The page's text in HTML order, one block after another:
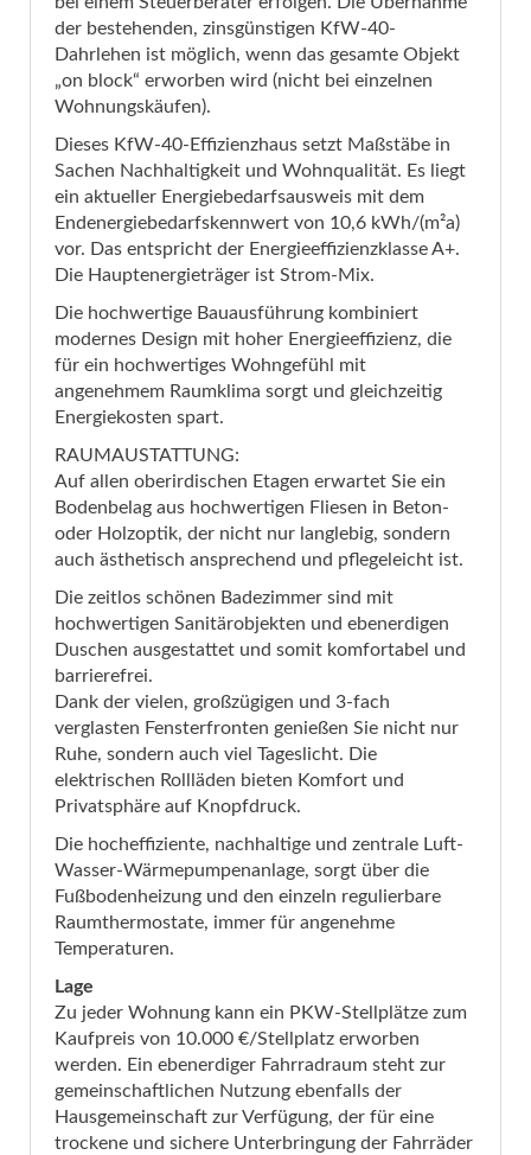
der bestehenden, zinsgünstigen KfW-40-
Dahrlehen ist möglich, wenn das gesamte Objekt
„on block“ erworben wird (nicht bei einzelnen
Wohnungskäufen).
Dieses KfW-40-Effizienzhaus setzt Maßstäbe in
Sachen Nachhaltigkeit und Wohnqualität. Es liegt
ein aktueller Energiebedarfsausweis mit dem
Endenergiebedarfskennwert von 10,6 kWh/(m²a)
vor. Das entspricht der Energieeffizienzklasse A+.
Die Hauptenergieträger ist Strom-Mix.
Die hochwertige Bauausführung kombiniert
modernes Design mit hoher Energieeffizienz, die
für ein hochwertiges Wohngefühl mit
angenehmem Raumklima sorgt und gleichzeitig
Energiekosten spart.
RAUMAUSTATTUNG:
Auf allen oberirdischen Etagen erwartet Sie ein
Bodenbelag aus hochwertigen Fliesen in Beton-
oder Holzoptik, der nicht nur langlebig, sondern
auch ästhetisch ansprechend und pflegeleicht ist.
Die zeitlos schönen Badezimmer sind mit
hochwertigen Sanitärobjekten und ebenerdigen
Duschen ausgestattet und somit komfortabel und
barrierefrei.
Dank der vielen, großzügigen und 3-fach
verglasten Fensterfronten genießen Sie nicht nur
Ruhe, sondern auch viel Tageslicht. Die
elektrischen Rollläden bieten Komfort und
Privatsphäre auf Knopfdruck.
Die hocheffiziente, nachhaltige und zentrale Luft-
Wasser-Wärmepumpenanlage, sorgt über die
Fußbodenheizung und den einzeln regulierbare
Raumthermostate, immer für angenehme
Temperaturen.
Lage
Zu jeder Wohnung kann ein PKW-Stellplätze zum
Kaufpreis von 10.000 €/Stellplatz erworben
werden. Ein ebenerdiger Fahrradraum steht zur
gemeinschaftlichen Nutzung ebenfalls der
Hausgemeinschaft zur Verfügung, der für eine
trockene und sichere Unterbringung der Fahrräder